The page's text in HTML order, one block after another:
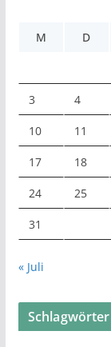
M
D
3 4
10 11
17 18
24 25
31
« Juli
Schlagwörter